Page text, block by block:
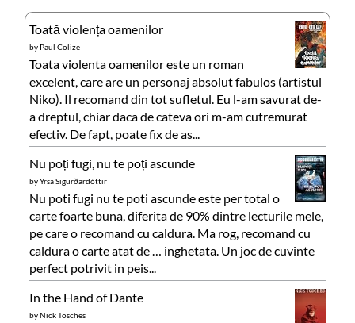
Toată violența oamenilor
by Paul Colize
Toata violenta oamenilor este un roman
excelent, care are un personaj absolut fabulos (artistul
Niko). Il recomand din tot sufletul. Eu l-am savurat de-
a dreptul, chiar daca de cateva ori m-am cutremurat
efectiv. De fapt, poate fix de as...
Nu poți fugi, nu te poți ascunde
byYrsa Sigurðardóttir
Nu poti fugi nu te poti ascunde este per total o
carte foarte buna, diferita de 90% dintre lecturile mele,
pe care o recomand cu caldura. Ma rog, recomand cu
caldura o carte atat de … inghetata. Un joc de cuvinte
perfect potrivit in peis...
In the Hand of Dante
byNick Tosches